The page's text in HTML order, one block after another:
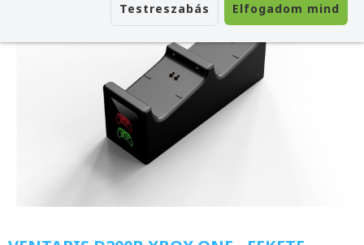
Testreszabás Elfogadom mind